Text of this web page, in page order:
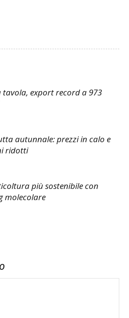
tavola, export record a 973
autunnale: prezzi in calo e
ridotti
più sostenibile con
molecolare